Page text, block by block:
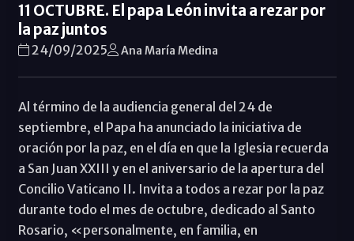
11 OCTUBRE. El papa León invita a rezar por
la paz juntos
24/09/2025 Ana María Medina
Al término de la audiencia general del 24 de
septiembre, el Papa ha anunciado la iniciativa de
oración por la paz, en el día en que la Iglesia recuerda
a San Juan XXIII y en el aniversario de la apertura del
Concilio Vaticano II. Invita a todos a rezar por la paz
durante todo el mes de octubre, dedicado al Santo
Rosario, «personalmente, en familia, en